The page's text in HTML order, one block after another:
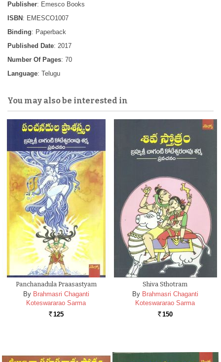
Publisher: Emesco Books
ISBN : EMESCO1007
Binding: Paperback
Published Date: 2017
Number Of Pages: 70
Language: Telugu
You may also be interested in
Panchanadula Praasastyam
By Brahmasri Chaganti
Koteswararao Sarma
Rs. 125
Shiva Sthotram
By Brahmasri Chaganti
Koteswararao Sarma
Rs. 150